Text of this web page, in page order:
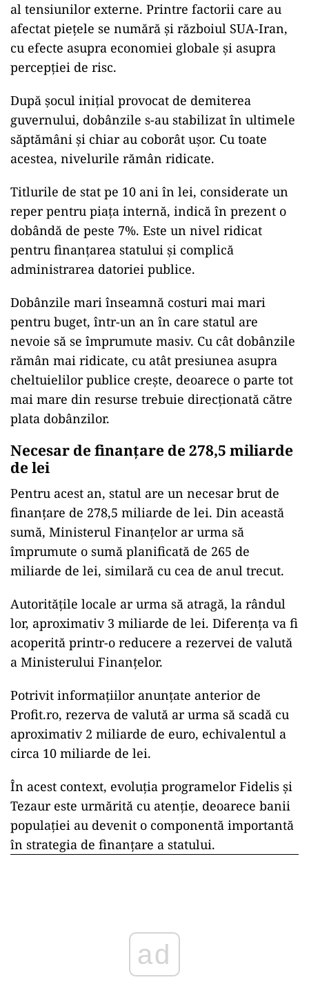
al tensiunilor externe. Printre factorii care au
afectat piețele se numără și războiul SUA-Iran,
cu efecte asupra economiei globale și asupra
percepției de risc.
După șocul inițial provocat de demiterea
guvernului, dobânzile s-au stabilizat în ultimele
săptămâni și chiar au coborât ușor. Cu toate
acestea, nivelurile rămân ridicate.
Titlurile de stat pe 10 ani în lei, considerate un
reper pentru piața internă, indică în prezent o
dobândă de peste 7%. Este un nivel ridicat
pentru finanțarea statului și complică
administrarea datoriei publice.
Dobânzile mari înseamnă costuri mai mari
pentru buget, într-un an în care statul are
nevoie să se împrumute masiv. Cu cât dobânzile
rămân mai ridicate, cu atât presiunea asupra
cheltuielilor publice crește, deoarece o parte tot
mai mare din resurse trebuie direcționată către
plata dobânzilor.
Necesar de finanțare de 278,5 miliarde
de lei
Pentru acest an, statul are un necesar brut de
finanțare de 278,5 miliarde de lei. Din această
sumă, Ministerul Finanțelor ar urma să
împrumute o sumă planificată de 265 de
miliarde de lei, similară cu cea de anul trecut.
Autoritățile locale ar urma să atragă, la rândul
lor, aproximativ 3 miliarde de lei. Diferența va fi
acoperită printr-o reducere a rezervei de valută
a Ministerului Finanțelor.
Potrivit informațiilor anunțate anterior de
Profit.ro, rezerva de valută ar urma să scadă cu
aproximativ 2 miliarde de euro, echivalentul a
circa 10 miliarde de lei.
În acest context, evoluția programelor Fidelis și
Tezaur este urmărită cu atenție, deoarece banii
populației au devenit o componentă importantă
în strategia de finanțare a statului.
ad